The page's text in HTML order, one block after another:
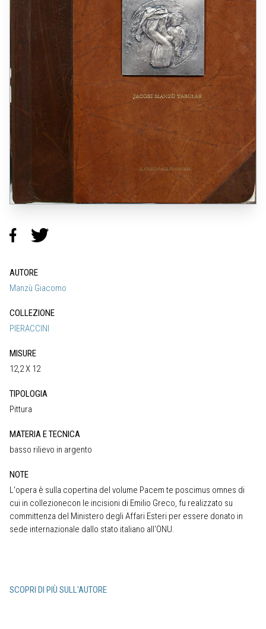
AUTORE
Manzù Giacomo
COLLEZIONE
PIERACCINI
MISURE
12,2 X 12
TIPOLOGIA
Pittura
MATERIA E TECNICA
basso rilievo in argento
NOTE
L‘opera è sulla copertina del volume Pacem te poscimus omnes di
cui in collezionecon le incisioni di Emilio Greco, fu realizzato su
committenza del Ministero degli Affari Esteri per essere donato in
sede internazionale dallo stato italiano all‘ONU.
SCOPRI DI PIÙ SULL'AUTORE